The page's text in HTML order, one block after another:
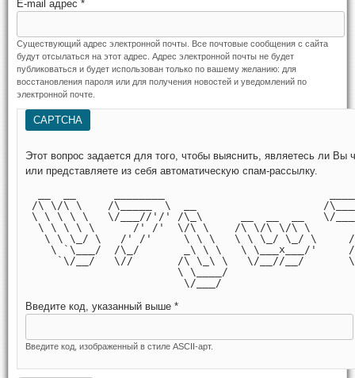
E-mail адрес *
Существующий адрес электронной почты. Все почтовые сообщения с сайта
будут отсылаться на этот адрес. Адрес электронной почты не будет
публиковаться и будет использован только по вашему желанию: для
восстановления пароля или для получения новостей и уведомлений по
электронной почте.
CAPTCHA
Этот вопрос задается для того, чтобы выяснить, являетесь ли Вы человеком
или представляете из себя автоматическую спам-рассылку.
/\ \/\ \    /\_____  \  __                    /
\ \ \ \ \   \/___//'/' /\_\      __  __  __   \/
\ \ \ \ \      /' /'  \/\ \    /\ \/\ \/\ \
\ \ \_/ \   /' /'     \ \ \   \ \ \_/ \_/ \
\ `\___/  /\_/       _\ \ \   \ \___x___/'
`\/__/   \//       /\ \_\ \   \/__//__/
\
Введите код, указанный выше *
Введите код, изображенный в стиле ASCII-арт.